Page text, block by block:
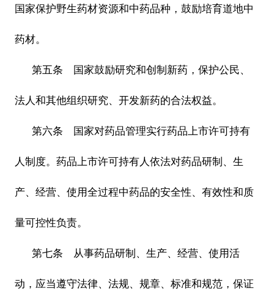
国家保护野生药材资源和中药品种，鼓励培育道地中
药材。
第五条 国家鼓励研究和创制新药，保护公民、
法人和其他组织研究、开发新药的合法权益。
第六条 国家对药品管理实行药品上市许可持有
人制度。药品上市许可持有人依法对药品研制、生
产、经营、使用全过程中药品的安全性、有效性和质
量可控性负责。
第七条 从事药品研制、生产、经营、使用活
动，应当遵守法律、法规、规章、标准和规范，保证